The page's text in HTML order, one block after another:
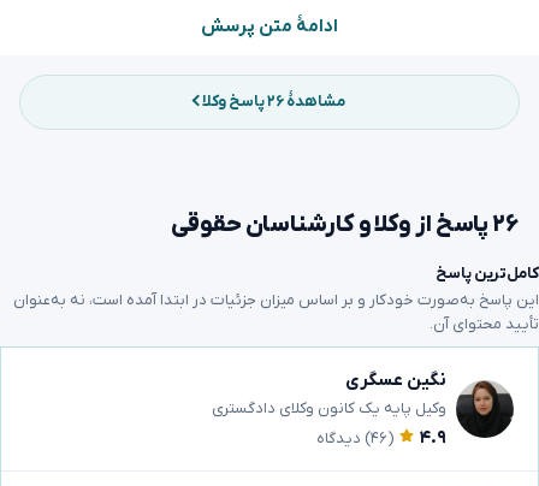
ادامهٔ متن پرسش
مشاهدهٔ ۲۶ پاسخ وکلا
۲۶ پاسخ از وکلا و کارشناسان حقوقی
کامل‌ترین پاسخ
این پاسخ به‌صورت خودکار و بر اساس میزان جزئیات در ابتدا آمده است، نه به‌عنوان
تأیید محتوای آن.
نگین عسگری
وکیل پایه یک کانون وکلای دادگستری
۴.۹ (۴۶) دیدگاه